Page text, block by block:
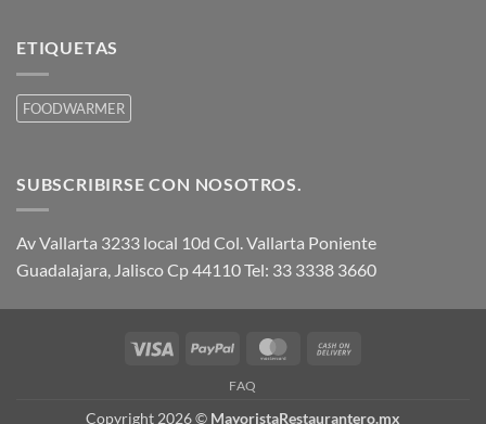
ETIQUETAS
FOODWARMER
SUBSCRIBIRSE CON NOSOTROS.
Av Vallarta 3233 local 10d Col. Vallarta Poniente
Guadalajara, Jalisco Cp 44110 Tel: 33 3338 3660
Visa PayPal MasterCard
FAQ
Copyright 2026 © MayoristaRestaurantero.mx